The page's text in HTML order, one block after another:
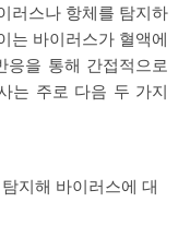
러스나 항체를 탐지하
는 바이러스가 혈액에
응을 통해 간접적으로
는 주로 다음 두 가지
지해 바이러스에 대